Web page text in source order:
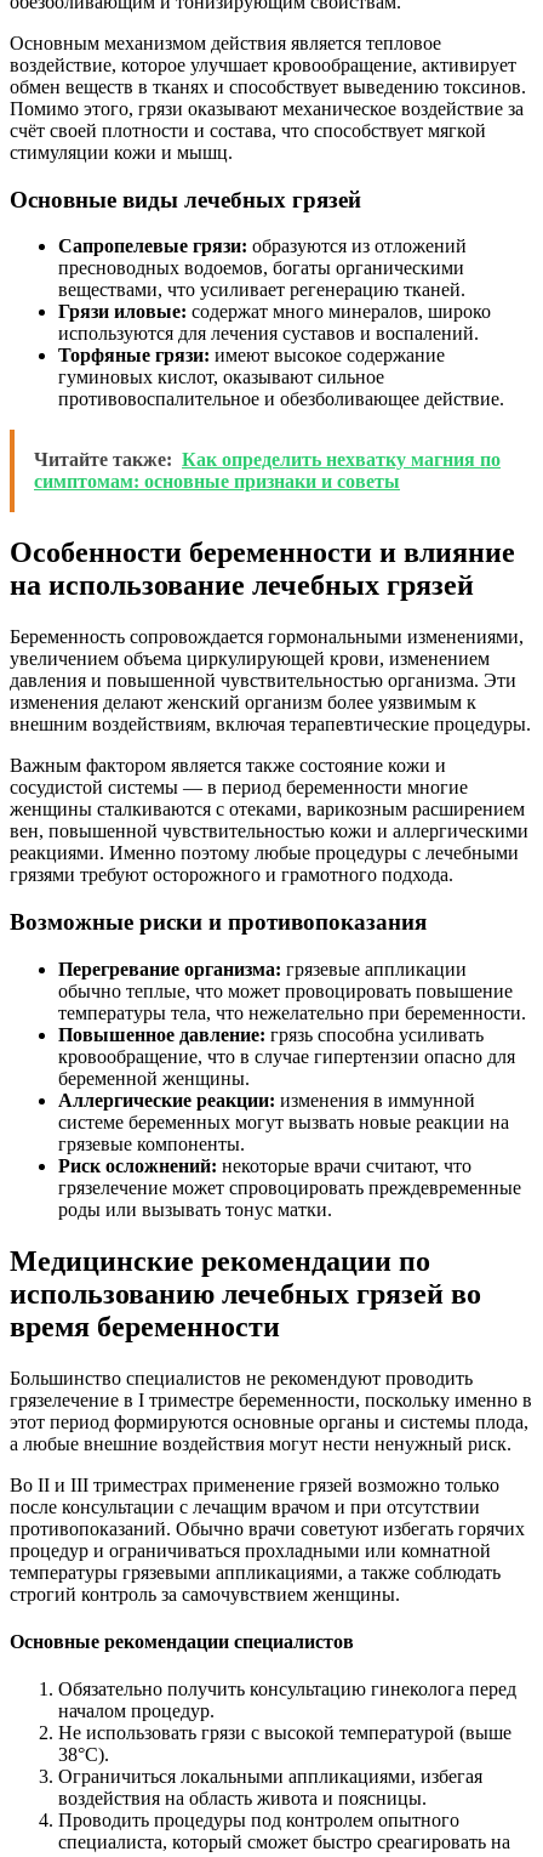
Основным механизмом действия является тепловое
воздействие, которое улучшает кровообращение, активирует
обмен веществ в тканях и способствует выведению токсинов.
Помимо этого, грязи оказывают механическое воздействие за
счёт своей плотности и состава, что способствует мягкой
стимуляции кожи и мышц.
Основные виды лечебных грязей
Сапропелевые грязи: образуются из отложений
пресноводных водоемов, богаты органическими
веществами, что усиливает регенерацию тканей.
Грязи иловые: содержат много минералов, широко
используются для лечения суставов и воспалений.
Торфяные грязи: имеют высокое содержание
гуминовых кислот, оказывают сильное
противовоспалительное и обезболивающее действие.
Читайте также: Как определить нехватку магния по
симптомам: основные признаки и советы
Особенности беременности и влияние
на использование лечебных грязей
Беременность сопровождается гормональными изменениями,
увеличением объема циркулирующей крови, изменением
давления и повышенной чувствительностью организма. Эти
изменения делают женский организм более уязвимым к
внешним воздействиям, включая терапевтические процедуры.
Важным фактором является также состояние кожи и
сосудистой системы — в период беременности многие
женщины сталкиваются с отеками, варикозным расширением
вен, повышенной чувствительностью кожи и аллергическими
реакциями. Именно поэтому любые процедуры с лечебными
грязями требуют осторожного и грамотного подхода.
Возможные риски и противопоказания
Перегревание организма: грязевые аппликации
обычно теплые, что может провоцировать повышение
температуры тела, что нежелательно при беременности.
Повышенное давление: грязь способна усиливать
кровообращение, что в случае гипертензии опасно для
беременной женщины.
Аллергические реакции: изменения в иммунной
системе беременных могут вызвать новые реакции на
грязевые компоненты.
Риск осложнений: некоторые врачи считают, что
грязелечение может спровоцировать преждевременные
роды или вызывать тонус матки.
Медицинские рекомендации по
использованию лечебных грязей во
время беременности
Большинство специалистов не рекомендуют проводить
грязелечение в I триместре беременности, поскольку именно в
этот период формируются основные органы и системы плода,
а любые внешние воздействия могут нести ненужный риск.
Во II и III триместрах применение грязей возможно только
после консультации с лечащим врачом и при отсутствии
противопоказаний. Обычно врачи советуют избегать горячих
процедур и ограничиваться прохладными или комнатной
температуры грязевыми аппликациями, а также соблюдать
строгий контроль за самочувствием женщины.
Основные рекомендации специалистов
Обязательно получить консультацию гинеколога перед
началом процедур.
Не использовать грязи с высокой температурой (выше
38°C).
Ограничиться локальными аппликациями, избегая
воздействия на область живота и поясницы.
Проводить процедуры под контролем опытного
специалиста, который сможет быстро среагировать на